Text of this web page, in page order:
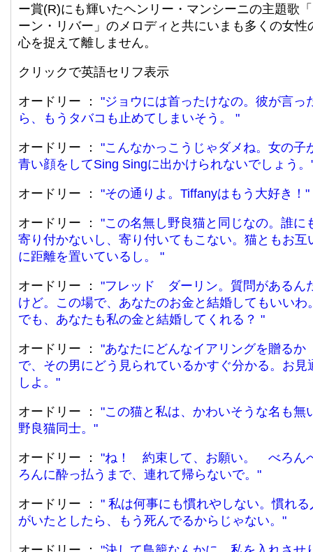
ー賞(R)にも輝いたヘンリー・マンシーニの主題歌
ーン・リバー」のメロディと共にいまも多くの女性
心を捉えて離しません。
クリックで英語セリフ表示
オードリー ：
ジョウには首ったけなの。彼が言っ
ら、もうタバコも止めてしまいそう。
オードリー ：
こんなかっこうじゃダメね。女の子
青い顔をしてSing Singに出かけられないでしょう。
オードリー ： その通りよ。Tiffanyはもう大好き！
オードリー ：
この名無し野良猫と同じなの。誰に
寄り付かないし、寄り付いてもこない。猫ともお互
に距離を置いているし。
オードリー ：
フレッド ダーリン。質問があるん
けど。この場で、あなたのお金と結婚してもいいわ
でも、あなたも私の金と結婚してくれる？
オードリー ：
あなたにどんなイアリングを贈るか
で、その男にどう見られているかすぐ分かる。お見
しよ。
オードリー ：
この猫と私は、かわいそうな名も無
野良猫同士。
オードリー ：
ね！ 約束して、お願い。 べろん
ろんに酔っ払うまで、連れて帰らないで。
オードリー ：
私は何事にも慣れやしない。慣れる
がいたとしたら、もう死んでるからじゃない。